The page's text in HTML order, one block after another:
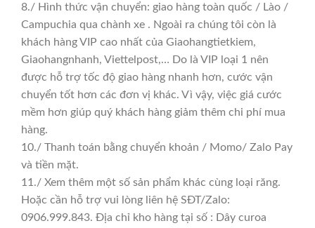
8./ Hình thức vận chuyển: giao hàng toàn quốc / Lào /
Campuchia qua chành xe . Ngoài ra chúng tôi còn là
khách hàng VIP cao nhất của Giaohangtietkiem,
Giaohangnhanh, Viettelpost,… Do là VIP loại 1 nên
được hỗ trợ tốc độ giao hàng nhanh hơn, cước vận
chuyển tốt hơn các đơn vị khác. Vì vậy, việc giá cước
mềm hơn giúp quý khách hàng giảm thêm chi phí mua
hàng.
10./ Thanh toán bằng chuyển khoản / Momo/ Zalo Pay
và tiền mặt.
11./ Xem thêm một số sản phẩm khác cùng loại răng.
Hoặc cần hỗ trợ vui lòng liên hệ SĐT/Zalo:
0906.999.843. Địa chỉ kho hàng tại số : Dây curoa